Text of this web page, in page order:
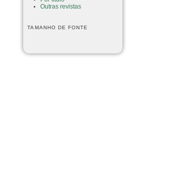
Outras revistas
TAMANHO DE FONTE